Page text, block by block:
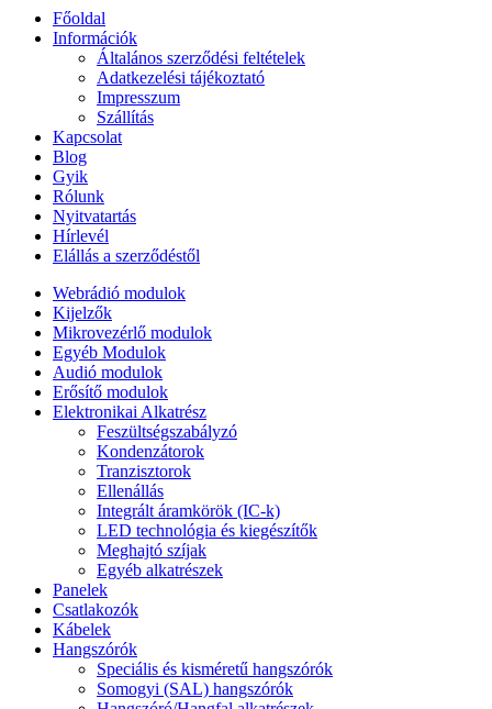
Főoldal
Információk
Általános szerződési feltételek
Adatkezelési tájékoztató
Impresszum
Szállítás
Kapcsolat
Blog
Gyik
Rólunk
Nyitvatartás
Hírlevél
Elállás a szerződéstől
Webrádió modulok
Kijelzők
Mikrovezérlő modulok
Egyéb Modulok
Audió modulok
Erősítő modulok
Elektronikai Alkatrész
Feszültségszabályzó
Kondenzátorok
Tranzisztorok
Ellenállás
Integrált áramkörök (IC-k)
LED technológia és kiegészítők
Meghajtó szíjak
Egyéb alkatrészek
Panelek
Csatlakozók
Kábelek
Hangszórók
Speciális és kisméretű hangszórók
Somogyi (SAL) hangszórók